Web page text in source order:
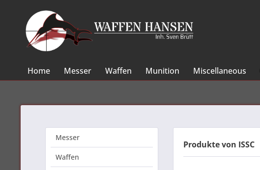
Home Messer Waffen Munition Miscellaneous
Messer
Waffen
Produkte von ISSC